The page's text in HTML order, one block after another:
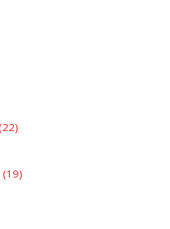
22
19